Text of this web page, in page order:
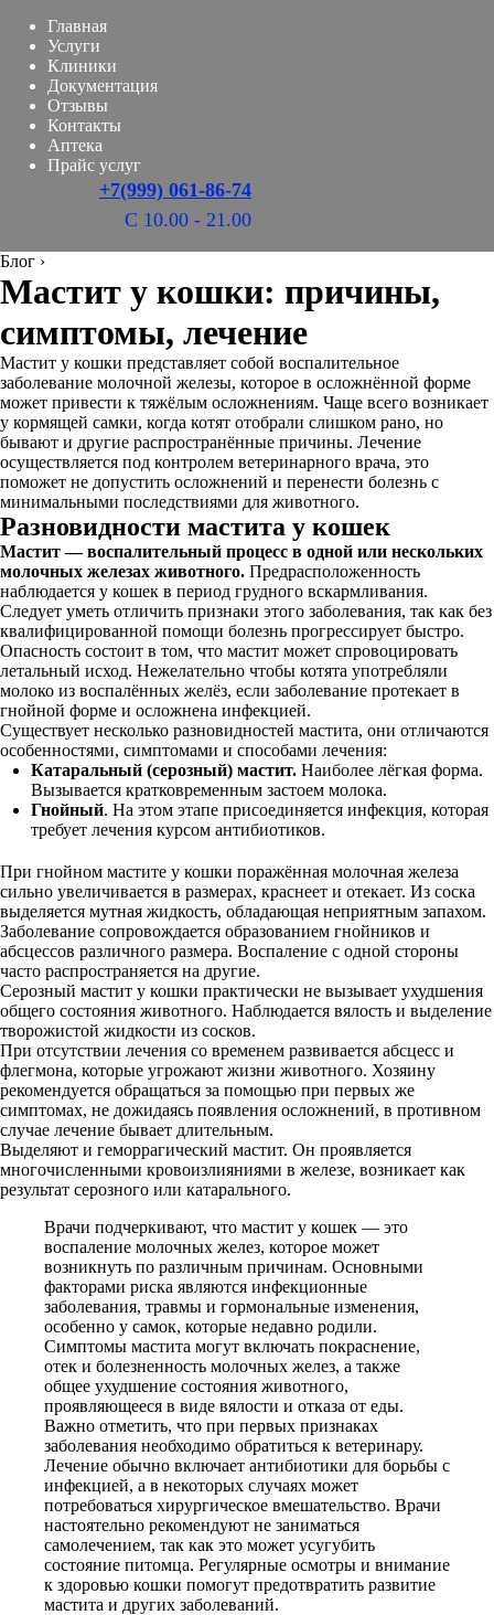
Главная
Услуги
Клиники
Документация
Отзывы
Контакты
Аптека
Прайс услуг
+7(999) 061-86-74
С 10.00 - 21.00
Блог ›
Мастит у кошки: причины,
симптомы, лечение
Мастит у кошки представляет собой воспалительное
заболевание молочной железы, которое в осложнённой форме
может привести к тяжёлым осложнениям. Чаще всего возникает
у кормящей самки, когда котят отобрали слишком рано, но
бывают и другие распространённые причины. Лечение
осуществляется под контролем ветеринарного врача, это
поможет не допустить осложнений и перенести болезнь с
минимальными последствиями для животного.
Разновидности мастита у кошек
Мастит — воспалительный процесс в одной или нескольких
молочных железах животного. Предрасположенность
наблюдается у кошек в период грудного вскармливания.
Следует уметь отличить признаки этого заболевания, так как без
квалифицированной помощи болезнь прогрессирует быстро.
Опасность состоит в том, что мастит может спровоцировать
летальный исход. Нежелательно чтобы котята употребляли
молоко из воспалённых желёз, если заболевание протекает в
гнойной форме и осложнена инфекцией.
Существует несколько разновидностей мастита, они отличаются
особенностями, симптомами и способами лечения:
Катаральный (серозный) мастит. Наиболее лёгкая форма.
Вызывается кратковременным застоем молока.
Гнойный. На этом этапе присоединяется инфекция, которая
требует лечения курсом антибиотиков.
При гнойном мастите у кошки поражённая молочная железа
сильно увеличивается в размерах, краснеет и отекает. Из соска
выделяется мутная жидкость, обладающая неприятным запахом.
Заболевание сопровождается образованием гнойников и
абсцессов различного размера. Воспаление с одной стороны
часто распространяется на другие.
Серозный мастит у кошки практически не вызывает ухудшения
общего состояния животного. Наблюдается вялость и выделение
творожистой жидкости из сосков.
При отсутствии лечения со временем развивается абсцесс и
флегмона, которые угрожают жизни животного. Хозяину
рекомендуется обращаться за помощью при первых же
симптомах, не дожидаясь появления осложнений, в противном
случае лечение бывает длительным.
Выделяют и геморрагический мастит. Он проявляется
многочисленными кровоизлияниями в железе, возникает как
результат серозного или катарального.
Врачи подчеркивают, что мастит у кошек — это
воспаление молочных желез, которое может
возникнуть по различным причинам. Основными
факторами риска являются инфекционные
заболевания, травмы и гормональные изменения,
особенно у самок, которые недавно родили.
Симптомы мастита могут включать покраснение,
отек и болезненность молочных желез, а также
общее ухудшение состояния животного,
проявляющееся в виде вялости и отказа от еды.
Важно отметить, что при первых признаках
заболевания необходимо обратиться к ветеринару.
Лечение обычно включает антибиотики для борьбы с
инфекцией, а в некоторых случаях может
потребоваться хирургическое вмешательство. Врачи
настоятельно рекомендуют не заниматься
самолечением, так как это может усугубить
состояние питомца. Регулярные осмотры и внимание
к здоровью кошки помогут предотвратить развитие
мастита и других заболеваний.